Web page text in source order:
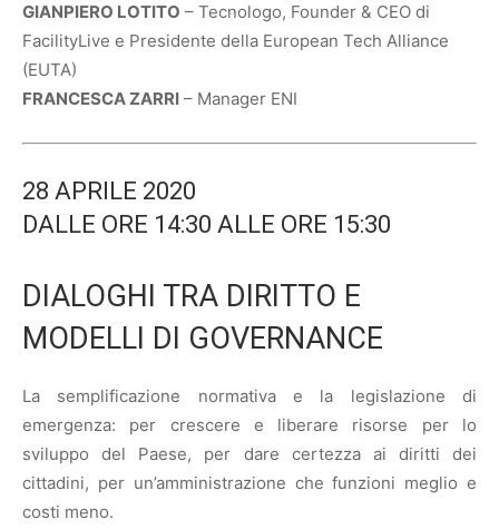
GIANPIERO LOTITO – Tecnologo, Founder & CEO di
FacilityLive e Presidente della European Tech Alliance
(EUTA)
FRANCESCA ZARRI – Manager ENI
28 APRILE 2020
DALLE ORE 14:30 ALLE ORE 15:30
DIALOGHI TRA DIRITTO E
MODELLI DI GOVERNANCE
La semplificazione normativa e la legislazione di
emergenza: per crescere e liberare risorse per lo
sviluppo del Paese, per dare certezza ai diritti dei
cittadini, per un’amministrazione che funzioni meglio e
costi meno.